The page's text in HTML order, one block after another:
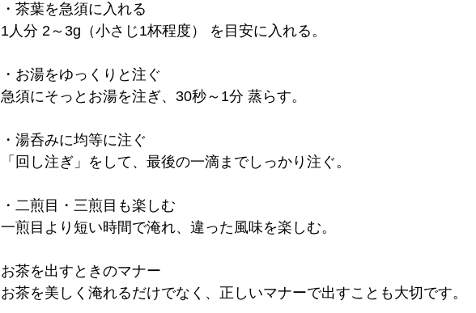
・茶葉を急須に入れる
1人分 2～3g（小さじ1杯程度） を目安に入れる。
・お湯をゆっくりと注ぐ
急須にそっとお湯を注ぎ、30秒～1分 蒸らす。
・湯呑みに均等に注ぐ
「回し注ぎ」をして、最後の一滴までしっかり注ぐ。
・二煎目・三煎目も楽しむ
一煎目より短い時間で淹れ、違った風味を楽しむ。
お茶を出すときのマナー
お茶を美しく淹れるだけでなく、正しいマナーで出すことも大切です。